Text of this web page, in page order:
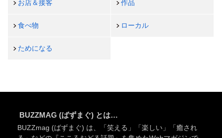
お店＆接客 作品
食べ物 ローカル
ためになる
BUZZMAG (ばずまぐ) とは…
BUZZmag (ばずまぐ) は、「笑える」「楽しい」「癒され